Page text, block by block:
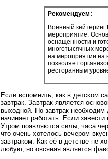
Рекомендуем:
Военный
мероприятие.
оснащенности и
многотысячных
на мероприятии на
позволяет
ресторанным
Если вспомнить, как в детском
завтрак. Завтрак является
выходной. Но завтрак
начинает работать. Если
Утром появляются силы, часа
что очень хотелось вечером
завтраком. Как её в детстве не
любую, но овсяная является